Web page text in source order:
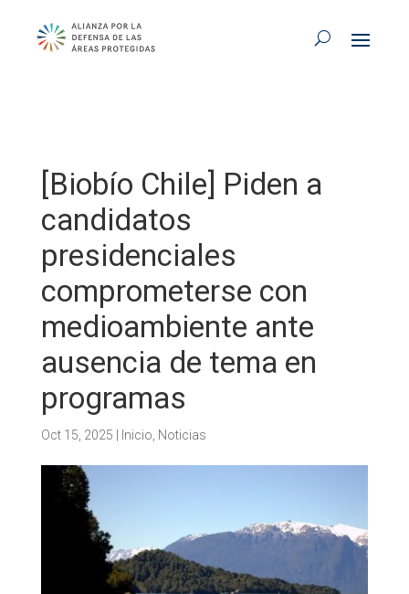
[Biobío Chile] Piden a
candidatos
presidenciales
comprometerse con
medioambiente ante
ausencia de tema en
programas
Oct 15, 2025 Inicio Noticias